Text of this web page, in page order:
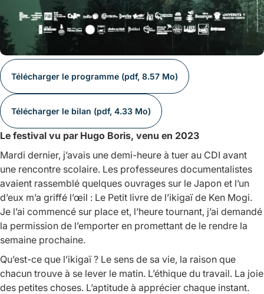
Télécharger le programme (pdf, 8.57 Mo)
Télécharger le bilan (pdf, 4.33 Mo)
Le festival vu par Hugo Boris, venu en 2023
Mardi dernier, j’avais une demi-heure à tuer au CDI avant
une rencontre scolaire. Les professeures documentalistes
avaient rassemblé quelques ouvrages sur le Japon et l’un
d’eux m’a griffé l’œil : Le Petit livre de l’ikigaïde Ken Mogi.
Je l’ai commencé sur place et, l’heure tournant, j’ai demandé
la permission de l’emporter en promettant de le rendre la
semaine prochaine.
Qu’est-ce que l’ikigaï? Le sens de sa vie, la raison que
chacun trouve à se lever le matin. L’éthique du travail. La joie
des petites choses. L’aptitude à apprécier chaque instant.